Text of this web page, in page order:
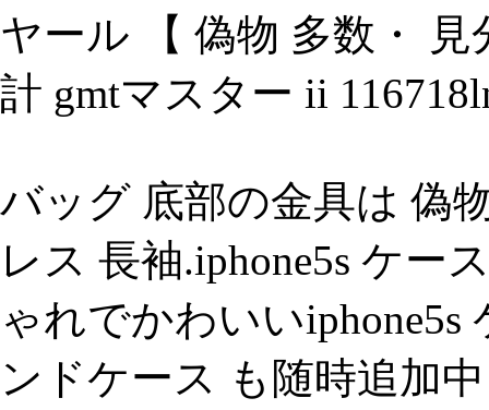
ヤール 【 偽物 多数・
計 gmtマスター ii
バッグ 底部の金具は 偽
レス 長袖.iphone5s ケー
ゃれでかわいい
ンドケース も随時追加